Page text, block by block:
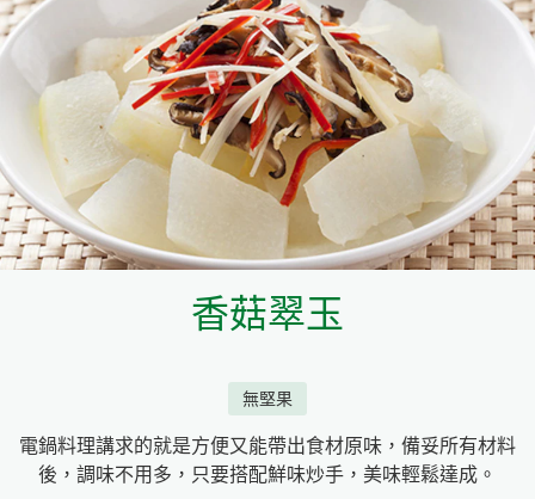
香菇翠玉
無堅果
電鍋料理講求的就是方便又能帶出食材原味，備妥所有材料
後，調味不用多，只要搭配鮮味炒手，美味輕鬆達成。